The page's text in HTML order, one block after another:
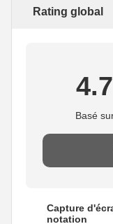
Rating global
4.7
Basé
Capture
notation